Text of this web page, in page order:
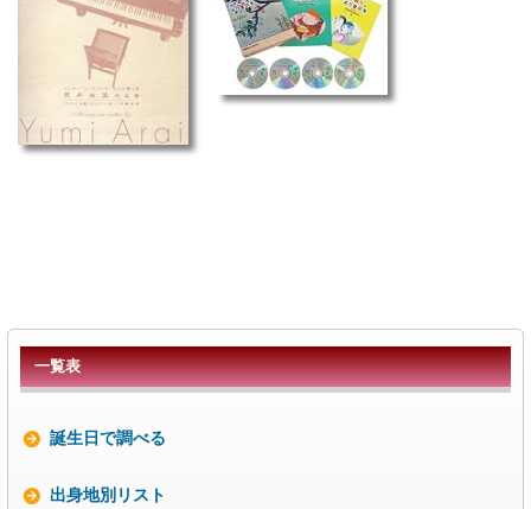
一覧表
誕生日で調べる
出身地別リスト